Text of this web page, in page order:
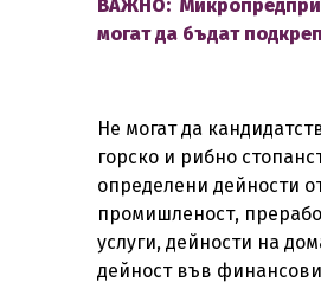
ВАЖНО:
могат да бъдат
Не могат да
горско и рибно
определени дейности
промишленост,
услуги, дейности на
дейност във